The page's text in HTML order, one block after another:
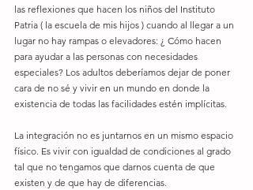
las reflexiones que hacen los niños del Instituto
Patria ( la escuela de mis hijos ) cuando al llegar a un
lugar no hay rampas o elevadores: ¿ Cómo hacen
para ayudar a las personas con necesidades
especiales? Los adultos deberíamos dejar de poner
cara de no sé y vivir en un mundo en donde la
existencia de todas las facilidades estén implícitas.
La integración no es juntarnos en un mismo espacio
físico. Es vivir con igualdad de condiciones al grado
tal que no tengamos que darnos cuenta de que
existen y de que hay de diferencias.